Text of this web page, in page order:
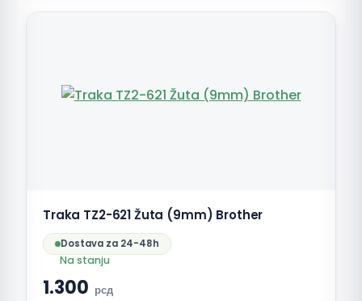
Traka TZ2-621 Žuta (9mm) Brother
Dostava za 24-48h
Na stanju
1.300 рсд